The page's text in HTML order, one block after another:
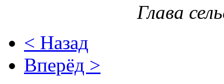
Глава
< Назад
Вперёд >